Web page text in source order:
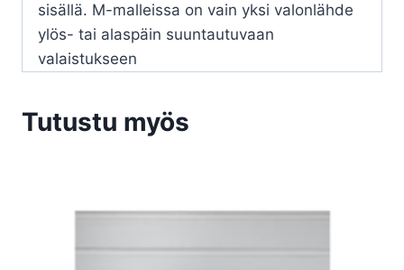
sisällä. M-malleissa on vain yksi valonlähde
ylös- tai alaspäin suuntautuvaan
valaistukseen
Tutustu myös